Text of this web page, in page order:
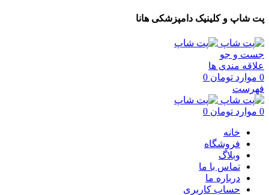
پت شاپ و کلینیک دامپزشکی هانا
جست و جو
علاقه مندی ها
0 موارد تومان
فهرست
0 موارد تومان
خانه
فروشگاه
وبلاگ
تماس با ما
درباره ما
حساب کاربری